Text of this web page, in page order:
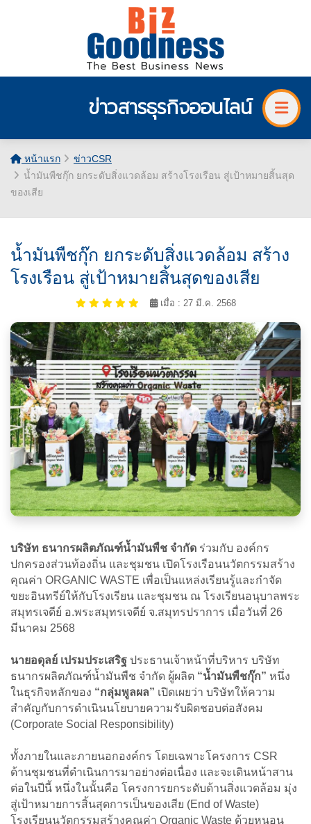
ข่าวสารธุรกิจออนไลน์
หน้าแรก
ข่าวCSR
น้ำมันพืชกุ๊ก ยกระดับสิ่งแวดล้อม สร้างโรงเรือน สู่เป้าหมายสิ้นสุด
ของเสีย
น้ำมันพืชกุ๊ก ยกระดับสิ่งแวดล้อม สร้าง
โรงเรือน สู่เป้าหมายสิ้นสุดของเสีย
เมื่อ : 27 มี.ค. 2568
บริษัท ธนากรผลิตภัณฑ์นํ้ามันพืช จำกัด ร่วมกับ องค์กร
ปกครองส่วนท้องถิ่น และชุมชน เปิดโรงเรือนนวัตกรรมสร้าง
คุณค่า ORGANIC WASTE เพื่อเป็นแหล่งเรียนรู้และกำจัด
ขยะอินทรีย์ให้กับโรงเรียน และชุมชน ณ โรงเรียนอนุบาลพระ
สมุทรเจดีย์ อ.พระสมุทรเจดีย์ จ.สมุทรปราการ เมื่อวันที่ 26
มีนาคม 2568
นายอดุลย์ เปรมประเสริฐ ประธานเจ้าหน้าที่บริหาร บริษัท
ธนากรผลิตภัณฑ์น้ำมันพืช จำกัด ผู้ผลิต “น้ำมันพืชกุ๊ก” หนึ่ง
ในธุรกิจหลักของ “กลุ่มพูลผล” เปิดเผยว่า บริษัทให้ความ
สำคัญกับการดำเนินนโยบายความรับผิดชอบต่อสังคม
(Corporate Social Responsibility)
ทั้งภายในและภายนอกองค์กร โดยเฉพาะโครงการ CSR
ด้านชุมชนที่ดำเนินการมาอย่างต่อเนื่อง และจะเดินหน้าสาน
ต่อในปีนี้ หนึ่งในนั้นคือ โครงการยกระดับด้านสิ่งแวดล้อม มุ่ง
สู่เป้าหมายการสิ้นสุดการเป็นของเสีย (End of Waste)
โรงเรียนนวัตกรรมสร้างคุณค่า Organic Waste ด้วยหนอน